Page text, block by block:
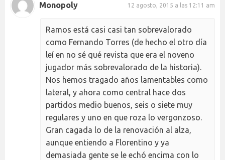
Monopoly 12 agosto, 2015 a las 12:11 am
Ramos está casi casi tan sobrevalorado
como Fernando Torres (de hecho el otro día
leí en no sé qué revista que era el noveno
jugador más sobrevalorado de la historia).
Nos hemos tragado años lamentables como
lateral, y ahora como central hace dos
partidos medio buenos, seis o siete muy
regulares y uno en que roza lo vergonzoso.
Gran cagada lo de la renovación al alza,
aunque entiendo a Florentino y ya
demasiada gente se le echó encima con lo